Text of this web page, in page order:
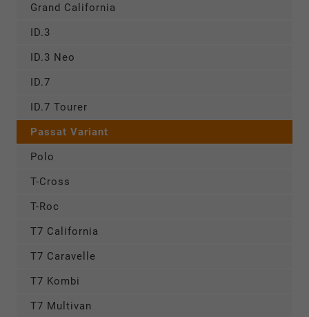
Grand California
ID.3
ID.3 Neo
ID.7
ID.7 Tourer
Passat Variant
Polo
T-Cross
T-Roc
T7 California
T7 Caravelle
T7 Kombi
T7 Multivan